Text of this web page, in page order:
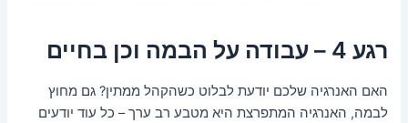
רגע 4 – עבודה על הבמה וכן בחיים
האם האנרגיה שלכם יודעת לבלוט כשהקהל ממתין? גם מחוץ
לבמה, האנרגיה המתפרצת היא מטבע רב ערך – כל עוד יודעים